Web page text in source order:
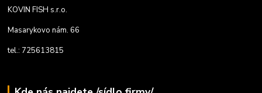
KOVIN FISH s.r.o.
Masarykovo nám. 66
tel.: 725613815